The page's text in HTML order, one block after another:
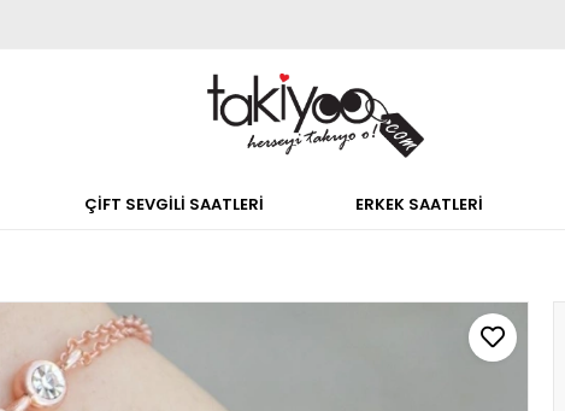
ÇİFT SEVGİLİ SAATLERİ ERKEK SAATLERİ